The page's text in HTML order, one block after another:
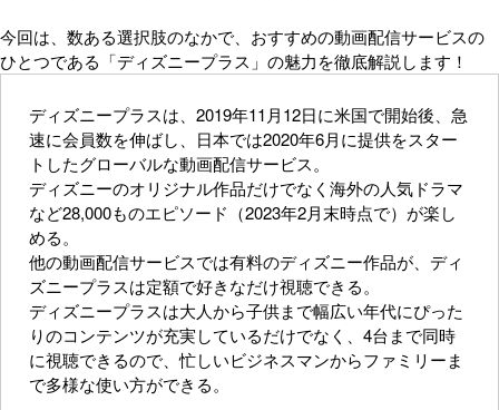
今回は、数ある選択肢のなかで、おすすめの動画配信サービスの
ひとつである「ディズニープラス」の魅力を徹底解説します！
ディズニープラスは、2019年11月12日に米国で開始後、急
速に会員数を伸ばし、日本では2020年6月に提供をスター
トしたグローバルな動画配信サービス。
ディズニーのオリジナル作品だけでなく海外の人気ドラマ
など28,000ものエピソード（2023年2月末時点で）が楽し
める。
他の動画配信サービスでは有料のディズニー作品が、ディ
ズニープラスは定額で好きなだけ視聴できる。
ディズニープラスは大人から子供まで幅広い年代にぴった
りのコンテンツが充実しているだけでなく、4台まで同時
に視聴できるので、忙しいビジネスマンからファミリーま
で多様な使い方ができる。